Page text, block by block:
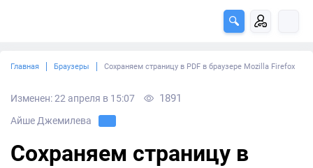
Главная Браузеры Сохраняем страницу в PDF в браузере Mozilla Firefox
Изменен: 22 апреля в 15:07 1891
Айше Джемилева
Сохраняем страницу в